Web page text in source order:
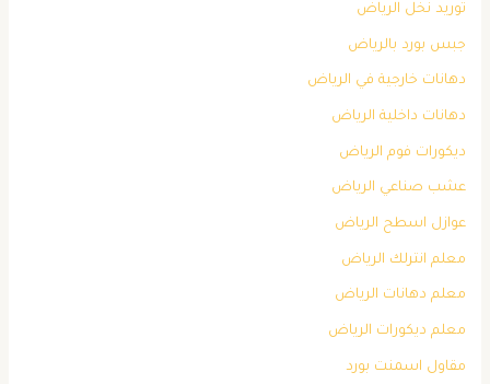
توريد نخل الرياض
جبس بورد بالرياض
دهانات خارجية في الرياض
دهانات داخلية الرياض
ديكورات فوم الرياض
عشب صناعي الرياض
عوازل اسطح الرياض
معلم انترلك الرياض
معلم دهانات الرياض
معلم ديكورات الرياض
مقاول اسمنت بورد